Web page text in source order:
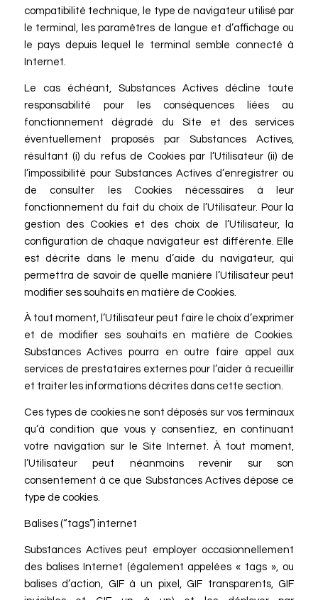
compatibilité technique, le type de navigateur utilisé par
le terminal, les paramètres de langue et d’affichage ou
le pays depuis lequel le terminal semble connecté à
Internet.
Le cas échéant, Substances Actives décline toute
responsabilité pour les conséquences liées au
fonctionnement dégradé du Site et des services
éventuellement proposés par Substances Actives,
résultant (i) du refus de Cookies par l’Utilisateur (ii) de
l’impossibilité pour Substances Actives d’enregistrer ou
de consulter les Cookies nécessaires à leur
fonctionnement du fait du choix de l’Utilisateur. Pour la
gestion des Cookies et des choix de l’Utilisateur, la
configuration de chaque navigateur est différente. Elle
est décrite dans le menu d’aide du navigateur, qui
permettra de savoir de quelle manière l’Utilisateur peut
modifier ses souhaits en matière de Cookies.
À tout moment, l’Utilisateur peut faire le choix d’exprimer
et de modifier ses souhaits en matière de Cookies.
Substances Actives pourra en outre faire appel aux
services de prestataires externes pour l’aider à recueillir
et traiter les informations décrites dans cette section.
Ces types de cookies ne sont déposés sur vos terminaux
qu’à condition que vous y consentiez, en continuant
votre navigation sur le Site Internet. À tout moment,
l’Utilisateur peut néanmoins revenir sur son
consentement à ce que Substances Actives dépose ce
type de cookies.
Balises (“tags”) internet
Substances Actives peut employer occasionnellement
des balises Internet (également appelées « tags », ou
balises d’action, GIF à un pixel, GIF transparents, GIF